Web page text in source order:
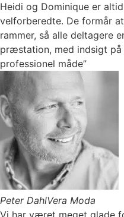
Heidi og Dominique er
velforberedte. De formår
rammer, så alle deltagere
præstation, med indsigt
professionel måde”
Peter DahlVera Moda